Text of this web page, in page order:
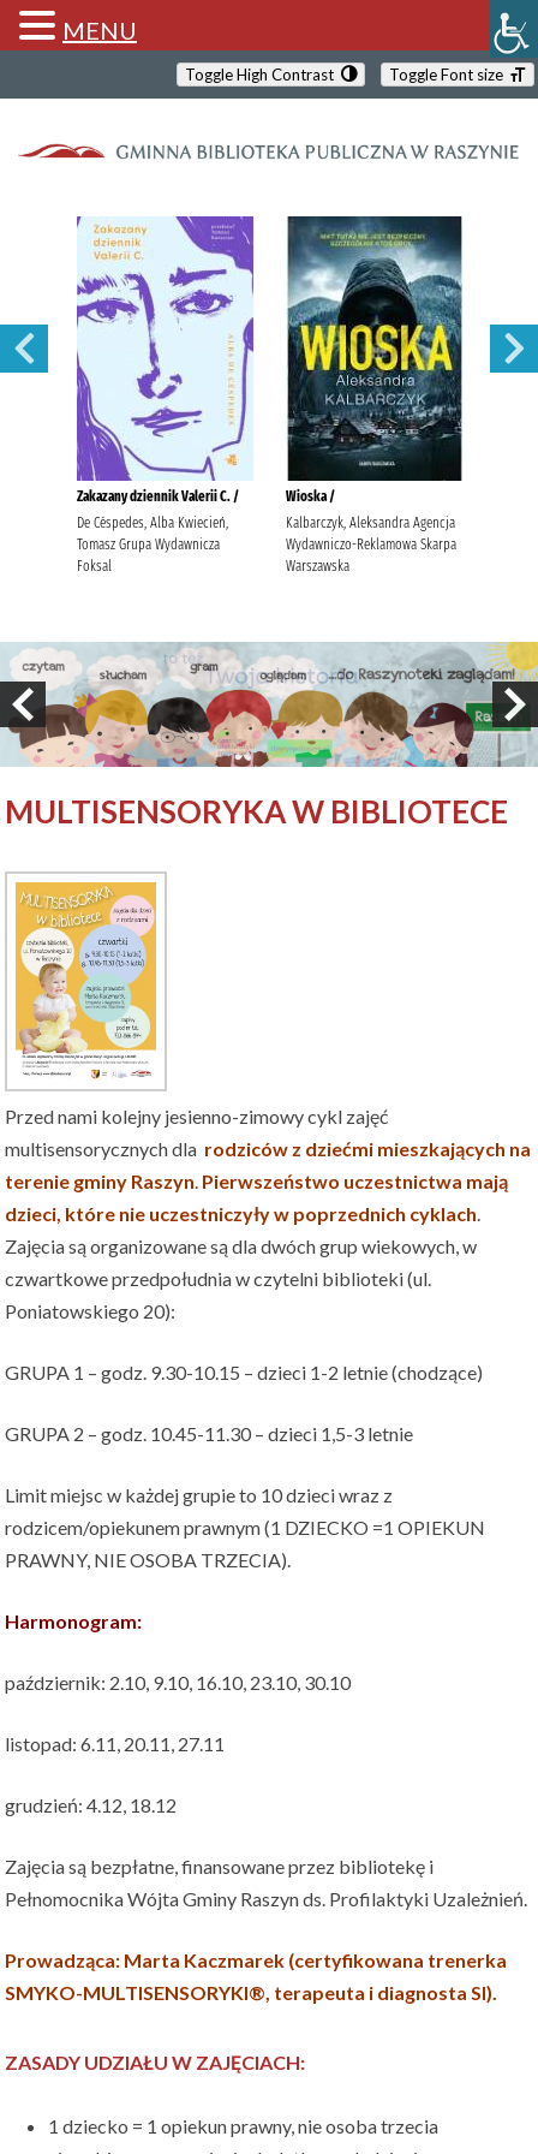
Toggle High Contrast Toggle Font size
MULTISENSORYKA W BIBLIOTECE
Przed nami kolejny jesienno-zimowy cykl zajęć
multisensorycznych dla rodziców z dziećmi mieszkających na
terenie gminy Raszyn. Pierwszeństwo uczestnictwa mają
dzieci, które nie uczestniczyły w poprzednich cyklach.
Zajęcia są organizowane są dla dwóch grup wiekowych, w
czwartkowe przedpołudnia w czytelni biblioteki (ul.
Poniatowskiego 20):
GRUPA 1 – godz. 9.30-10.15 – dzieci 1-2 letnie (chodzące)
GRUPA 2 – godz. 10.45-11.30 – dzieci 1,5-3 letnie
Limit miejsc w każdej grupie to 10 dzieci wraz z
rodzicem/opiekunem prawnym (1 DZIECKO =1 OPIEKUN
PRAWNY, NIE OSOBA TRZECIA).
Harmonogram:
październik: 2.10, 9.10, 16.10, 23.10, 30.10
listopad: 6.11, 20.11, 27.11
grudzień: 4.12, 18.12
Zajęcia są bezpłatne, finansowane przez bibliotekę i
Pełnomocnika Wójta Gminy Raszyn ds. Profilaktyki Uzależnień.
Prowadząca: Marta Kaczmarek (certyfikowana trenerka
SMYKO-MULTISENSORYKI®, terapeuta i diagnosta SI).
ZASADY UDZIAŁU W ZAJĘCIACH:
1 dziecko = 1 opiekun prawny, nie osoba trzecia
MENU